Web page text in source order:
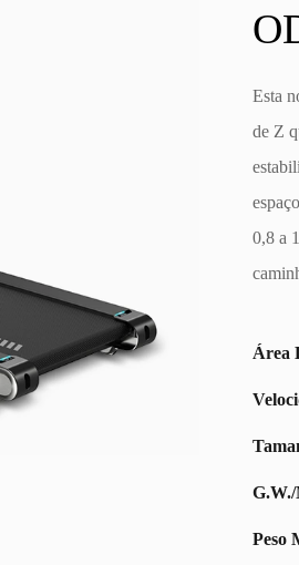
Esta
de Z
0,8 a
Área
Peso